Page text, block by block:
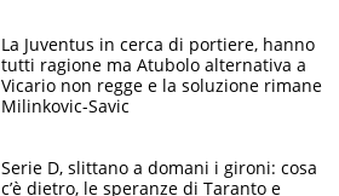
La Juventus in cerca di portiere, hanno
tutti ragione ma Atubolo alternativa a
Vicario non regge e la soluzione rimane
Milinkovic-Savic
Serie D, slittano a domani i gironi: cosa
c’è dietro, le speranze di Taranto e